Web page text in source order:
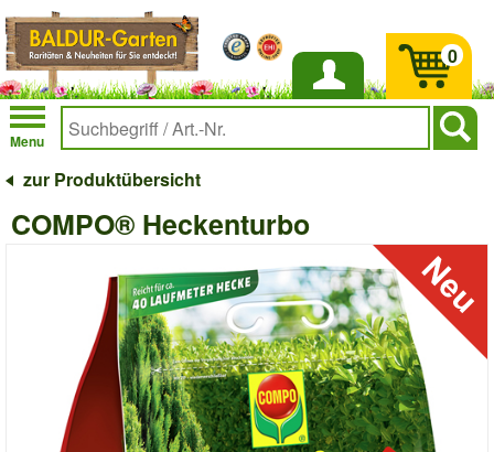
Anmelden
Menu
0
zur Produktübersicht
COMPO® Heckenturbo